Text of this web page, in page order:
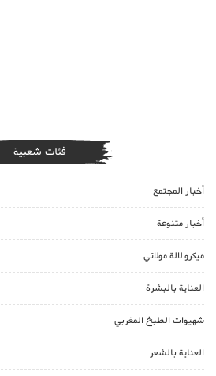
فئات شعبية
أخبار المجتمع
أخبار متنوعة
ميكرو لالة مولاتي
العناية بالبشرة
شهيوات الطبخ المغربي
العناية بالشعر